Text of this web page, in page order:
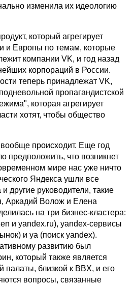
изменила их идеологию
который агрегирует
и Европы по темам, которые
компании VK, и год назад
корпораций в России.
теперь принадлежат VK,
пропагандистской
которая агрегирует
хотят, чтобы общество
вообще происходит. Еще год
предположить, что возникнет
мире нас уже ничто
Яндекса ушли все
другие руководители, такие
Аркадий Волож и Елена
на три бизнес-кластера:
и yandex.ru), yandex-сервисы
и ya (поиск yandex).
развитию был
который также является
палаты, близкой к BBX, и его
вопросы, связанные